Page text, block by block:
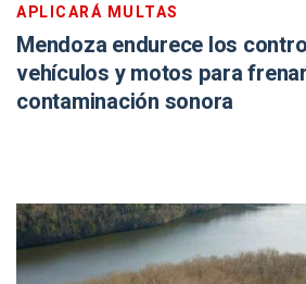
APLICARÁ MULTAS
Mendoza endurece los
vehículos y motos para
contaminación sonora